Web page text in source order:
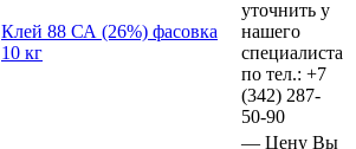
Клей 88 СА (26%) фасовка
10 кг
уточнить у
нашего
специалиста
по тел.: +7
(342) 287-
50-90
— Цену Вы